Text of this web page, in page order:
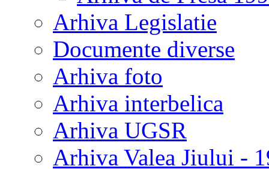
Arhiva Legislatie
Documente diverse
Arhiva foto
Arhiva interbelica
Arhiva UGSR
Arhiva Valea Jiului -